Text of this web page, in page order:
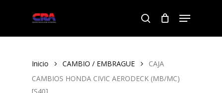
search
Menu
Inicio CAMBIO / EMBRAGUE
CAJA
CAMBIOS HONDA CIVIC AERODECK (MB/MC)